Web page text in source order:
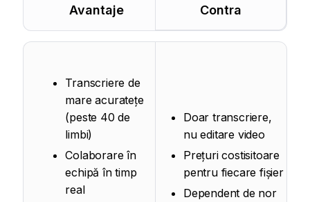
Avantaje Contra
Transcriere de
mare acuratețe
(peste 40 de
limbi)
Colaborare în
echipă în timp
real
Doar transcriere,
nu editare video
Prețuri costisitoare
pentru fiecare fișier
Dependent de nor